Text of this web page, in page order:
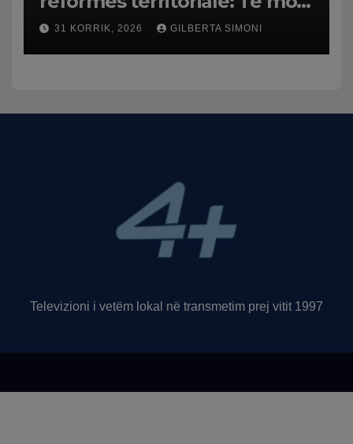
humbasim identitetin e
qytetit
31 KORRIK, 2026 GILBERTA SIMONI
Televizioni i vetëm lokal në transmetim prej vitit 1997